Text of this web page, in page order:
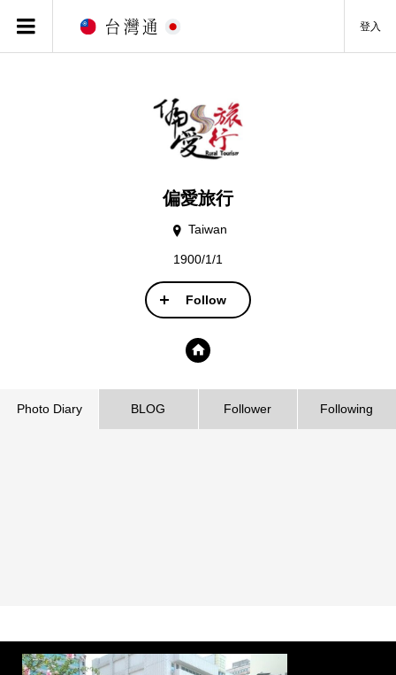
登入
偏愛旅行
Taiwan
1900/1/1
Follow
Photo Diary BLOG Follower Following